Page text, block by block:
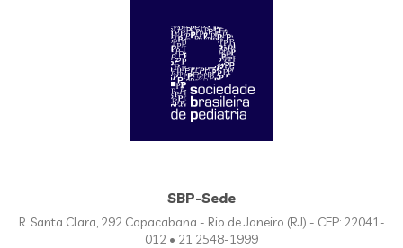
SBP-Sede
R. Santa Clara, 292 Copacabana - Rio de Janeiro (RJ) - CEP: 22041-
012 • 21 2548-1999